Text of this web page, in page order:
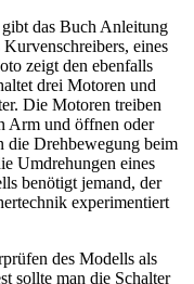
das Buch Anleitung
eines
zeigt den ebenfalls
drei Motoren und
Die Motoren treiben
Arm und öffnen oder
die Drehbewegung beim
Umdrehungen eines
benötigt jemand, der
experimentiert
des Modells als
sollte man die Schalter